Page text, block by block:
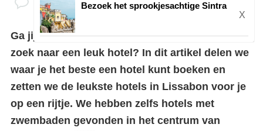
Bezoek het sprookjesachtige Sintra
X
Ga jij binnenkort naarLissabonen ben je op
zoek naar een leuk hotel? In dit artikel delen we
waar je het beste een hotel kunt boeken en
zetten we de leukste hotels in Lissabon voor je
op een rijtje. We hebben zelfs hotels met
zwembaden gevonden in het centrum van